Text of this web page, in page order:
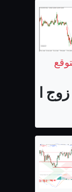
اليورو